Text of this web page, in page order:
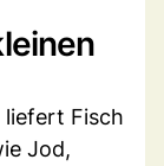
liefert Fisch
Jod,